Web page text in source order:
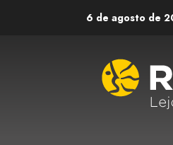
6 de agosto de